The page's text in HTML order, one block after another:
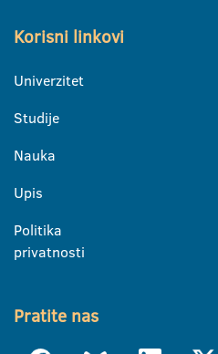
Korisni linkovi
Univerzitet
Studije
Nauka
Upis
Politika
privatnosti
Pratite nas